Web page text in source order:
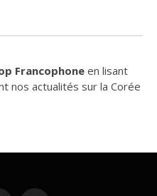
Francophone en lisant
nos actualités sur la Corée